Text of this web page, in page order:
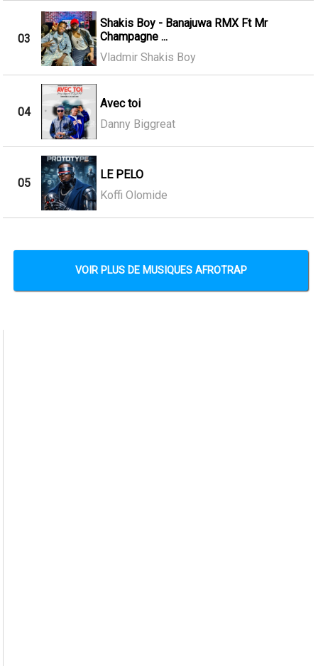
03
Shakis Boy - Banajuwa RMX Ft Mr
Champagne ...
Vladmir Shakis Boy
04
Avec toi
Danny Biggreat
05
LE PELO
Koffi Olomide
VOIR PLUS DE MUSIQUES AFROTRAP